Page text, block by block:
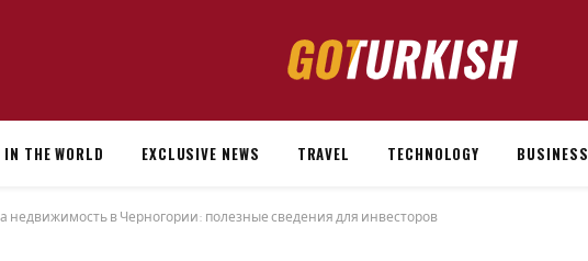
IN THE WORLD EXCLUSIVE NEWS TRAVEL TECHNOLOGY BUSINESS
недвижимость в Черногории: полезные сведения для инвесторов